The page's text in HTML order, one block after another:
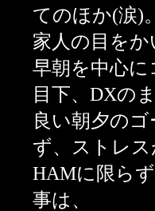
てのほか(涙)。
家人の目を
早朝を中心
目下、DXの
良い朝夕の
ず、ストレス
HAMに限ら
事は、